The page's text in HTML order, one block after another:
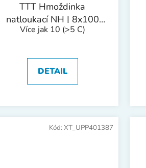
TTT Hmoždinka
natloukací NH | 8x100
mm 1bal/50ks
Více jak 10 (>5 C)
DETAIL
Kód: XT_UPP401387